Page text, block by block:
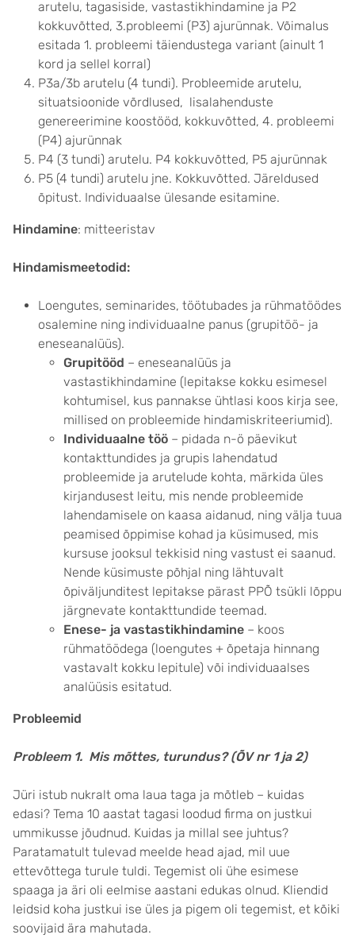
arutelu, tagasiside, vastastikhindamine ja P2
kokkuvõtted, 3.probleemi (P3) ajurünnak. Võimalus
esitada 1. probleemi täiendustega variant (ainult 1
kord ja sellel korral)
P3a/3b arutelu (4 tundi). Probleemide arutelu,
situatsioonide võrdlused, lisalahenduste
genereerimine koostööd, kokkuvõtted, 4. probleemi
(P4) ajurünnak
P4 (3 tundi) arutelu. P4 kokkuvõtted, P5 ajurünnak
P5 (4 tundi) arutelu jne. Kokkuvõtted. Järeldused
õpitust. Individuaalse ülesande esitamine.
Hindamine: mitteeristav
Hindamismeetodid:
Loengutes, seminarides, töötubades ja rühmatöödes
osalemine ning individuaalne panus (grupitöö- ja
eneseanalüüs).
Grupitööd – eneseanalüüs ja
vastastikhindamine (lepitakse kokku esimesel
kohtumisel, kus pannakse ühtlasi koos kirja see,
millised on probleemide hindamiskriteeriumid).
Individuaalne töö – pidada n-ö päevikut
kontakttundides ja grupis lahendatud
probleemide ja arutelude kohta, märkida üles
kirjandusest leitu, mis nende probleemide
lahendamisele on kaasa aidanud, ning välja tuua
peamised õppimise kohad ja küsimused, mis
kursuse jooksul tekkisid ning vastust ei saanud.
Nende küsimuste põhjal ning lähtuvalt
õpiväljunditest lepitakse pärast PPÕ tsükli lõppu
järgnevate kontakttundide teemad.
Enese- ja vastastikhindamine – koos
rühmatöödega (loengutes + õpetaja hinnang
vastavalt kokku lepitule) või individuaalses
analüüsis esitatud.
Probleemid
Probleem 1. Mis mõttes, turundus? (ÕV nr 1 ja 2)
Jüri istub nukralt oma laua taga ja mõtleb – kuidas
edasi? Tema 10 aastat tagasi loodud firma on justkui
ummikusse jõudnud. Kuidas ja millal see juhtus?
Paratamatult tulevad meelde head ajad, mil uue
ettevõttega turule tuldi. Tegemist oli ühe esimese
spaaga ja äri oli eelmise aastani edukas olnud. Kliendid
leidsid koha justkui ise üles ja pigem oli tegemist, et kõiki
soovijaid ära mahutada.